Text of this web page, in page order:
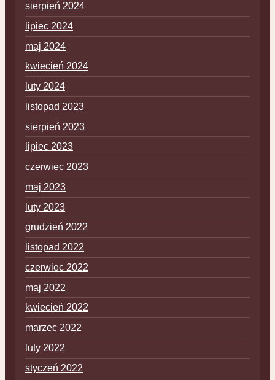
sierpień 2024
lipiec 2024
maj 2024
kwiecień 2024
luty 2024
listopad 2023
sierpień 2023
lipiec 2023
czerwiec 2023
maj 2023
luty 2023
grudzień 2022
listopad 2022
czerwiec 2022
maj 2022
kwiecień 2022
marzec 2022
luty 2022
styczeń 2022